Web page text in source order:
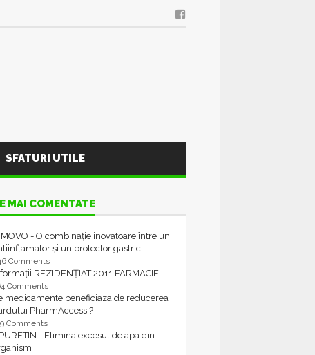
SFATURI UTILE
MAI COMENTATE
- O combinație inovatoare între un
și un protector gastric
Comments
REZIDENȚIAT 2011 FARMACIE
Comments
medicamente beneficiaza de reducerea
PharmAccess ?
Comments
- Elimina excesul de apa din